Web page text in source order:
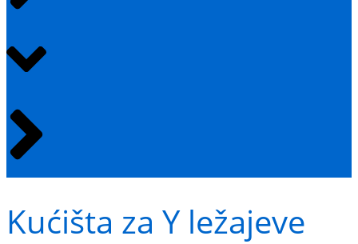
Kućišta za Y ležajeve